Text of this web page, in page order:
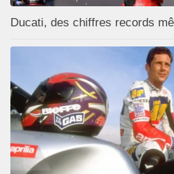
Ducati, des chiffres records